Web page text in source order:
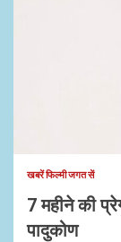
खबरें फिल्मी जगत सें
7 महीने की
पादुकोण